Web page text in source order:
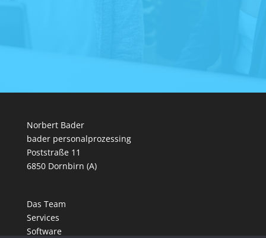
Norbert Bader
bader personalprozessing
Poststraße 11
6850 Dornbirn (A)
Das Team
Services
Software